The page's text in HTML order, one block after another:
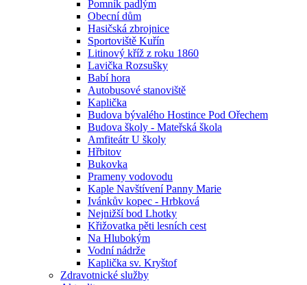
Pomník padlým
Obecní dům
Hasičská zbrojnice
Sportoviště Kuřín
Litinový kříž z roku 1860
Lavička Rozsušky
Babí hora
Autobusové stanoviště
Kaplička
Budova bývalého Hostince Pod Ořechem
Budova školy - Mateřská škola
Amfiteátr U školy
Hřbitov
Bukovka
Prameny vodovodu
Kaple Navštívení Panny Marie
Ivánkův kopec - Hrbková
Nejnižší bod Lhotky
Křižovatka pěti lesních cest
Na Hlubokým
Vodní nádrže
Kaplička sv. Kryštof
Zdravotnické služby